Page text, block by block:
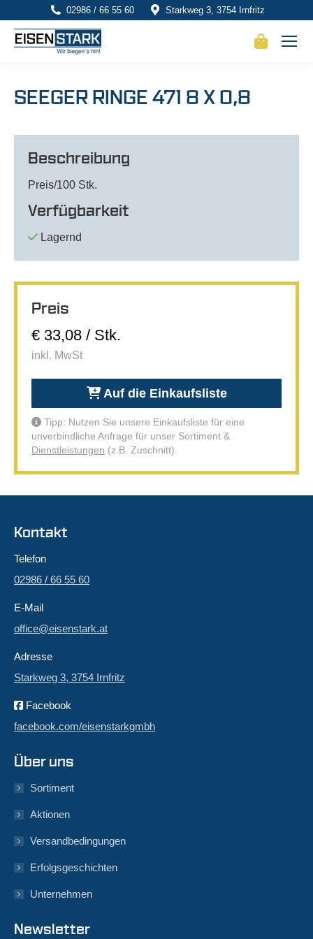
02986 / 66 55 60 Starkweg 3, 3754 Irnfritz
SEEGER RINGE 471 8 X 0,8
Beschreibung
Preis/100 Stk.
Verfügbarkeit
Lagernd
Preis
€ 33,08 / Stk.
inkl. MwSt
Auf die Einkaufsliste
Tipp: Nutzen Sie unsere Einkaufsliste für eine
unverbindliche Anfrage für unser Sortiment &
Dienstleistungen (z.B. Zuschnitt).
Kontakt
Telefon
02986 / 66 55 60
E-Mail
office@eisenstark.at
Adresse
Starkweg 3, 3754 Irnfritz
Facebook
facebook.com/eisenstarkgmbh
Über uns
Sortiment
Aktionen
Versandbedingungen
Erfolgsgeschichten
Unternehmen
Newsletter